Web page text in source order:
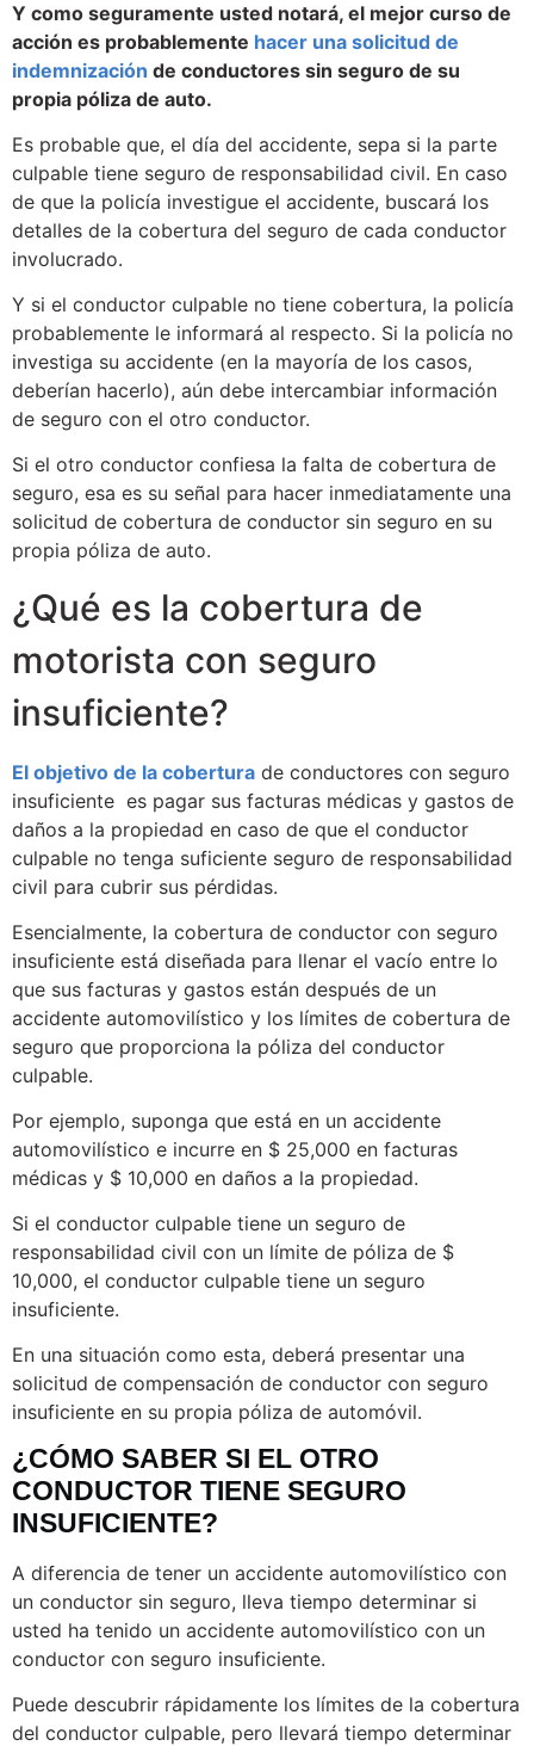
Y como seguramente usted notará, el mejor curso de
acción es probablemente hacer una solicitud de
indemnización de conductores sin seguro de su
propia póliza de auto.
Es probable que, el día del accidente, sepa si la parte
culpable tiene seguro de responsabilidad civil. En caso
de que la policía investigue el accidente, buscará los
detalles de la cobertura del seguro de cada conductor
involucrado.
Y si el conductor culpable no tiene cobertura, la policía
probablemente le informará al respecto. Si la policía no
investiga su accidente (en la mayoría de los casos,
deberían hacerlo), aún debe intercambiar información
de seguro con el otro conductor.
Si el otro conductor confiesa la falta de cobertura de
seguro, esa es su señal para hacer inmediatamente una
solicitud de cobertura de conductor sin seguro en su
propia póliza de auto.
¿Qué es la cobertura de
motorista con seguro
insuficiente?
El objetivo de la cobertura de conductores con seguro
insuficiente es pagar sus facturas médicas y gastos de
daños a la propiedad en caso de que el conductor
culpable no tenga suficiente seguro de responsabilidad
civil para cubrir sus pérdidas.
Esencialmente, la cobertura de conductor con seguro
insuficiente está diseñada para llenar el vacío entre lo
que sus facturas y gastos están después de un
accidente automovilístico y los límites de cobertura de
seguro que proporciona la póliza del conductor
culpable.
Por ejemplo, suponga que está en un accidente
automovilístico e incurre en $ 25,000 en facturas
médicas y $ 10,000 en daños a la propiedad.
Si el conductor culpable tiene un seguro de
responsabilidad civil con un límite de póliza de $
10,000, el conductor culpable tiene un seguro
insuficiente.
En una situación como esta, deberá presentar una
solicitud de compensación de conductor con seguro
insuficiente en su propia póliza de automóvil.
¿CÓMO SABER SI EL OTRO
CONDUCTOR TIENE SEGURO
INSUFICIENTE?
A diferencia de tener un accidente automovilístico con
un conductor sin seguro, lleva tiempo determinar si
usted ha tenido un accidente automovilístico con un
conductor con seguro insuficiente.
Puede descubrir rápidamente los límites de la cobertura
del conductor culpable, pero llevará tiempo determinar